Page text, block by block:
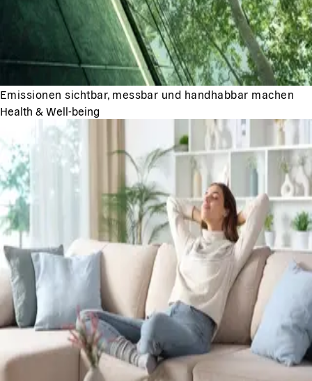
Emissionen sichtbar, messbar und handhabbar machen
Health & Well-being